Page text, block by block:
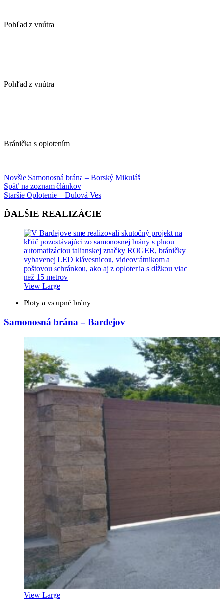
Pohľad z vnútra
Pohľad z vnútra
Bránička s oplotením
Novšie Samonosná brána – Borský Mikuláš
Späť na zoznam článkov
Staršie Oplotenie – Dulová Ves
ĎALŠIE REALIZÁCIE
View Large
Ploty a vstupné brány
Samonosná brána – Bardejov
View Large